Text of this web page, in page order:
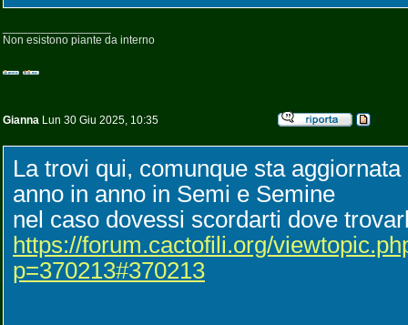
Non esistono piante da interno
Gianna Lun 30 Giu 2025, 10:35
La trovi qui, comunque sta aggiornata
anno in anno in Semi e Semine
nel caso dovessi scordarti dove
https://forum.cactofili.org/
p=370213#370213